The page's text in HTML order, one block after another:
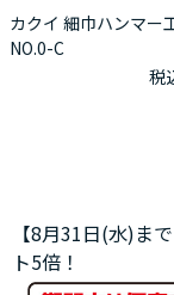
カクイ 細巾ハンマー
NO.0-C
税
【8月31日(水)ま
ト5倍！